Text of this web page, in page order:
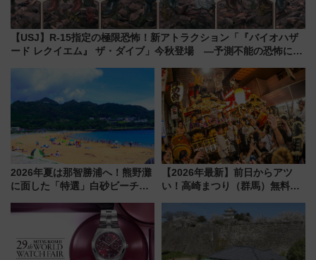
【USJ】R-15指定の極限恐怖！新アトラクション「『バイオハザ
ード レクイエム』 ザ・ダイブ」今秋登場 ―予測不能の恐怖に泣
2026年夏は那智勝浦へ！熊野灘
に面した「特選」白砂ビーチは
会」は8月11日開催！
【2026年最新】前日からアツ
い！高崎まつり（群馬）無料観
しまで